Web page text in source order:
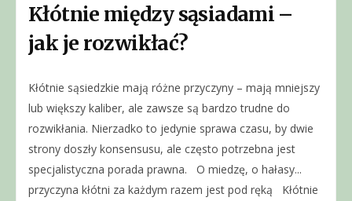
Kłótnie między sąsiadami –
jak je rozwikłać?
Kłótnie sąsiedzkie mają różne przyczyny – mają mniejszy
lub większy kaliber, ale zawsze są bardzo trudne do
rozwikłania. Nierzadko to jedynie sprawa czasu, by dwie
strony doszły konsensusu, ale często potrzebna jest
specjalistyczna porada prawna. O miedzę, o hałasy...
przyczyna kłótni za każdym razem jest pod ręką Kłótnie